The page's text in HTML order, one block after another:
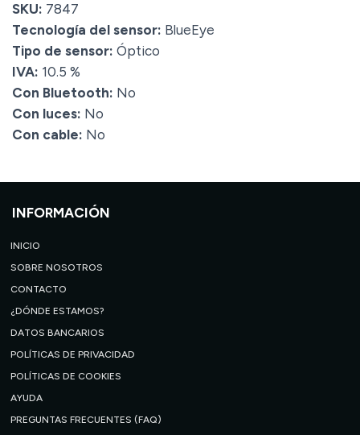
SKU: 7847
Tecnología del sensor: BlueEye
Tipo de sensor: Óptico
IVA: 10.5 %
Con Bluetooth: No
Con luces: No
Con cable: No
INFORMACIÓN
INICIO
SOBRE NOSOTROS
CONTACTO
¿DÓNDE ESTAMOS?
DATOS BANCARIOS
POLÍTICAS DE PRIVACIDAD
POLÍTICAS DE COOKIES
AYUDA
PREGUNTAS FRECUENTES (FAQ)